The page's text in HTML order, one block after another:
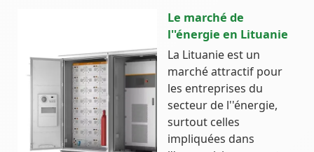
Le marché de
l''énergie en Lituanie
La Lituanie est un
marché attractif pour
les entreprises du
secteur de l''énergie,
surtout celles
impliquées dans